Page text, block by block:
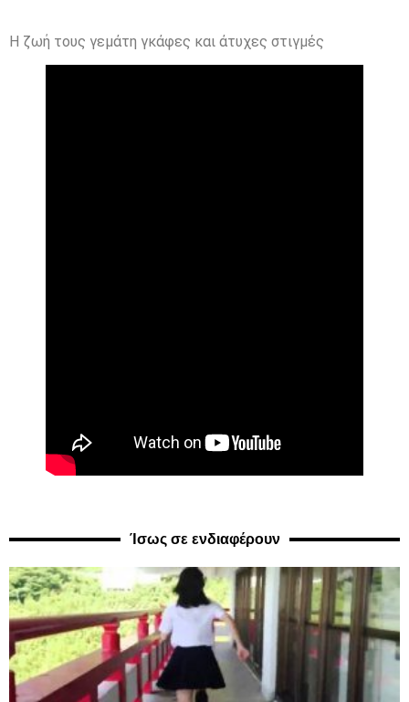
Η ζωή τους γεμάτη γκάφες και άτυχες στιγμές
Ίσως σε ενδιαφέρουν